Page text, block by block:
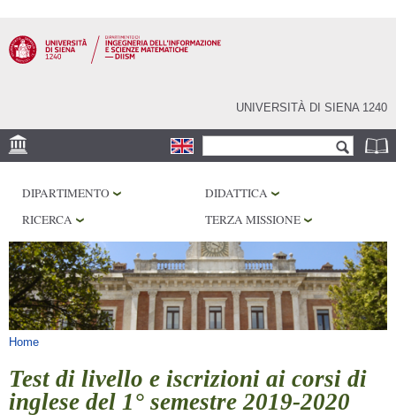
contenuto
principale
UNIVERSITÀ DI SIENA 1240
Form di ricerca
PHD PROGRAM
LABORATORI
BIBLIOTECHE
SERVIZI
DIPARTIMENTO
DIDATTICA
RICERCA
TERZA MISSIONE
Tu sei qui
Home
Test di livello e iscrizioni ai corsi di
inglese del 1° semestre 2019-2020